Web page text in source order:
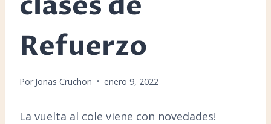
Refuerzo
Por Jonas Cruchon enero 9, 2022
La vuelta al cole viene con novedades!